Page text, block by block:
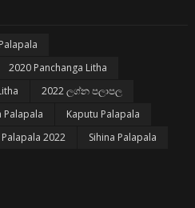
2020 Panchanga Litha
2022 ලග්න පලාපල
Palapala
Kaputu Palapala
Palapala 2022
Sihina Palapala